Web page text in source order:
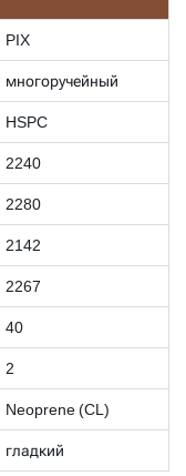
PIX
многоручейный
HSPC
2240
2280
2142
2267
40
2
Neoprene (CL)
гладкий